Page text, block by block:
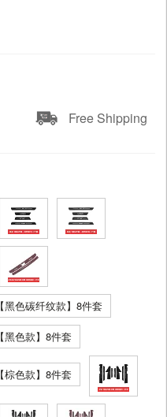
Free Shipping
色碳纤纹款】8件套
黑色款】8件套
棕色款】8件套